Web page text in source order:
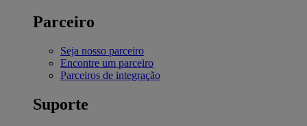
Parceiro
Seja nosso parceiro
Encontre um parceiro
Parceiros de integração
Suporte